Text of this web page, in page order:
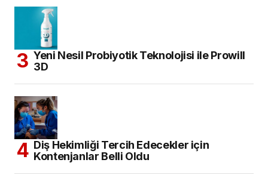
Yeni Nesil Probiyotik Teknolojisi ile Prowill
3D
Diş Hekimliği Tercih Edecekler için
Kontenjanlar Belli Oldu